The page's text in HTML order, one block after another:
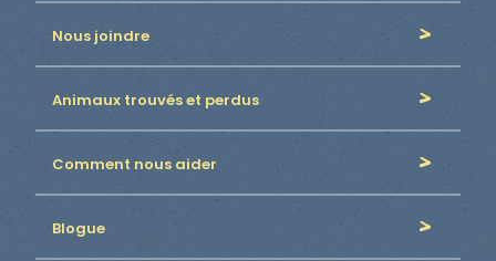
Nous joindre
Animaux trouvés et perdus
Comment nous aider
Blogue